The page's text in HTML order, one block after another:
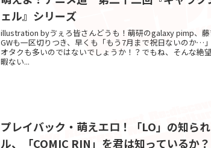
ェル』シリーズ
illustration byゔぇろ皆さんどうも！萌研のgalaxy pimp、藤
GWも一区切りつき、早くも「もう7月まで祝日ないのか…
オタクも多いのではないでしょうか！？でもね、そんな絶
暇ない...
プレイバック・萌えエロ！「LO」の知ら
ル、「COMIC RIN」を君は知っているか？